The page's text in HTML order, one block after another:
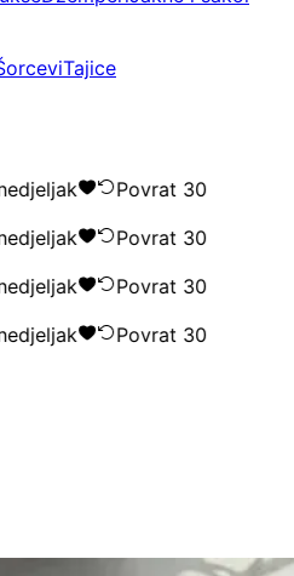
Tajice
Povrat 30
Povrat 30
Povrat 30
Povrat 30